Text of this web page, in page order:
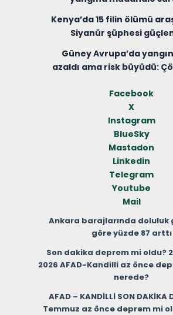
Kenya’da 15 filin ölümü
Siyanür şüphesi
Güney Avrupa’da yangın
azaldı ama risk büyüdü:
Facebook
X
Instagram
BlueSky
Mastadon
Linkedin
Telegram
Youtube
Mail
Ankara barajlarında doluluk
göre yüzde 87 arttı
Son dakika deprem mi oldu?
2026 AFAD-Kandilli az önce
nerede?
AFAD – KANDİLLİ SON DAKİKA
Temmuz az önce deprem mi